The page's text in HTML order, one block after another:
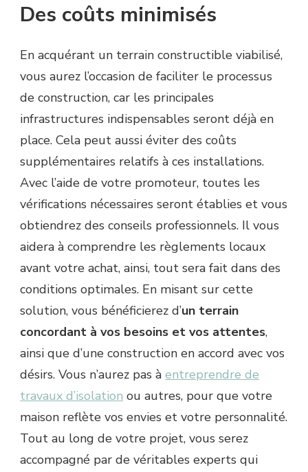
Des coûts minimisés
En acquérant un terrain constructible viabilisé,
vous aurez l’occasion de faciliter le processus
de construction, car les principales
infrastructures indispensables seront déjà en
place. Cela peut aussi éviter des coûts
supplémentaires relatifs à ces installations.
Avec l’aide de votre promoteur, toutes les
vérifications nécessaires seront établies et vous
obtiendrez des conseils professionnels. Il vous
aidera à comprendre les règlements locaux
avant votre achat, ainsi, tout sera fait dans des
conditions optimales. En misant sur cette
solution, vous bénéficierez d’un terrain
concordant à vos besoins et vos attentes,
ainsi que d’une construction en accord avec vos
désirs. Vous n’aurez pas à entreprendre de
travaux d’isolation ou autres, pour que votre
maison reflète vos envies et votre personnalité.
Tout au long de votre projet, vous serez
accompagné par de véritables experts qui